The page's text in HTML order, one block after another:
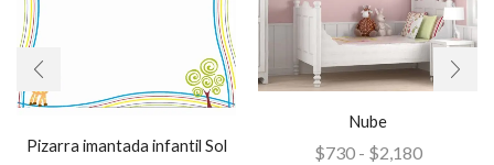
Pizarra imantada infantil Sol
Nube
$730 - $2,180